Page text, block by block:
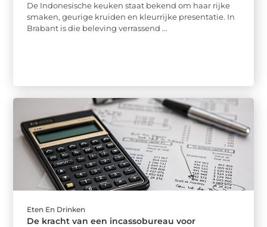
De Indonesische keuken staat bekend om haar rijke
smaken, geurige kruiden en kleurrijke presentatie. In
Brabant is die beleving verrassend ...
Eten En Drinken
De kracht van een incassobureau voor